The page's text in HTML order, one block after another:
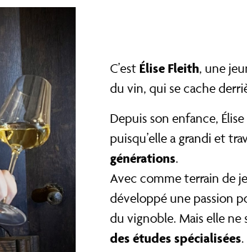
C’est Élise Fleith, une
du vin, qui se cache
Depuis son enfance,
puisqu’elle a grandi et
générations.
Avec comme terrain de
développé une passion
du vignoble. Mais elle ne
des études spécialisées.